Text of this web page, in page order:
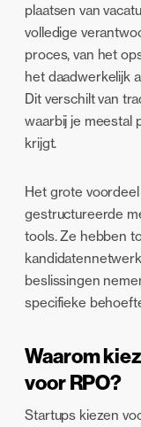
plaatsen van
volledige
proces, van het
het daadwerkelijk
Dit verschilt van
waarbij je meestal
krijgt.
Het grote
gestructureerde
tools. Ze hebben
beslissingen
specifieke
Waarom
voor RPO?
Startups kiezen